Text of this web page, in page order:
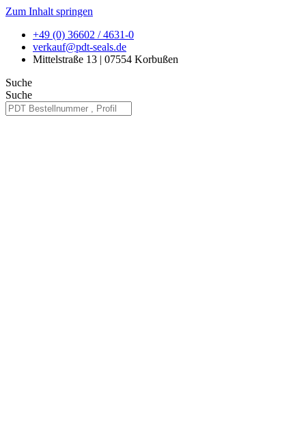
Zum Inhalt springen
+49 (0) 36602 / 4631-0
verkauf@pdt-seals.de
Mittelstraße 13 | 07554 Korbußen
Suche
Suche